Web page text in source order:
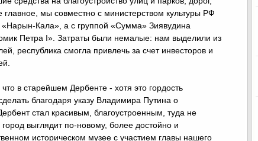
мы совместно с министерством культуры РФ
Кала», а с группой «Сумма» Зиявудина
Петра I». Затраты были немалые: нам выделили из
республика смогла привлечь за счет инвесторов и
в старейшем Дербенте - хотя это гордость
благодаря указу Владимира Путина о
стал красивым, благоустроенным, туда не
выглядит по-новому, более достойно и
историческом музее с участием главы нашего